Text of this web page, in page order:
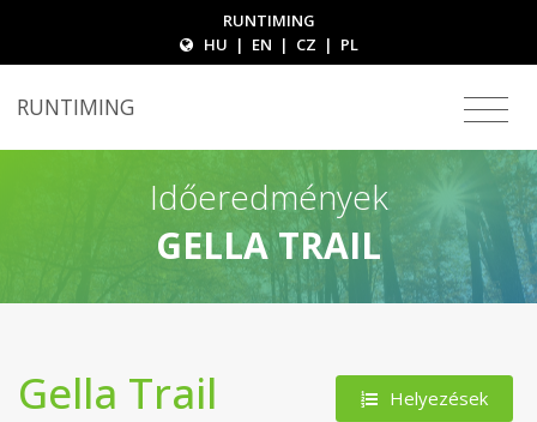
RUNTIMING
HU | EN | CZ | PL
RUNTIMING
Időeredmények
GELLA TRAIL
Helyezések
Gella Trail